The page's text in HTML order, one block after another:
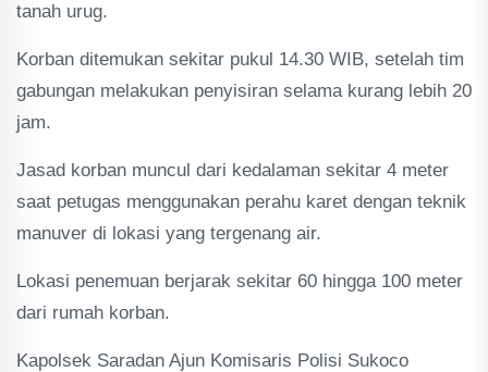
tanah urug.
Korban ditemukan sekitar pukul 14.30 WIB, setelah tim
gabungan melakukan penyisiran selama kurang lebih 20
jam.
Jasad korban muncul dari kedalaman sekitar 4 meter
saat petugas menggunakan perahu karet dengan teknik
manuver di lokasi yang tergenang air.
Lokasi penemuan berjarak sekitar 60 hingga 100 meter
dari rumah korban.
Kapolsek Saradan Ajun Komisaris Polisi Sukoco